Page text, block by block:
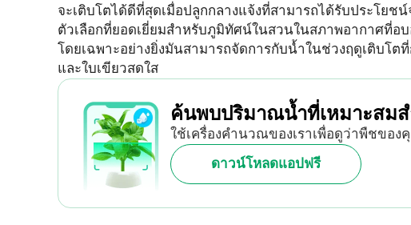
จะเติบโตได้ดีที่สุดเมื่อปลูกกลางแจ้งที่สามารถได้รับประโย
ตัวเลือกที่ยอดเยี่ยมสำหรับภูมิทัศน์ในสวนในสภาพอากาศที่
โดยเฉพาะอย่างยิ่งมันสามารถจัดการกับน้ำในช่วงฤดูเติบโ
และใบเขียวสดใส
ค้นพบปริมาณน้ำที่เหมาะสม
ใช้เครื่องคำนวณของเราเพื่อดูว่าพืชขอ
ดาวน์โหลดแอปฟรี